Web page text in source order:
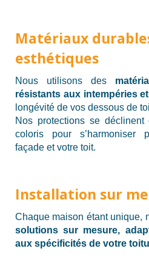
Matériaux
esthétiques
Nous utilisons des
résistants aux intempéries
longévité de vos dessous de
Nos protections se
coloris pour s’harmoniser
façade et votre toit.
Installation sur
Chaque maison étant unique,
solutions sur mesure,
aux spécificités de votre